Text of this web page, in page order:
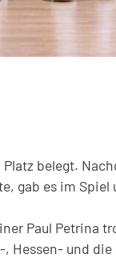
belegt.
gab es im
Paul Petrina
Hessen- und